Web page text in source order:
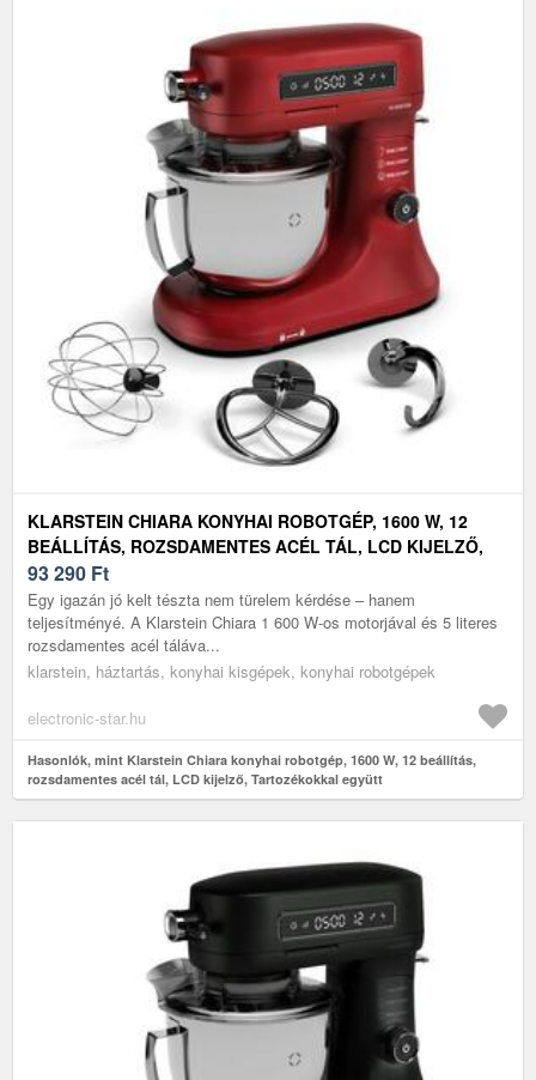
KLARSTEIN CHIARA KONYHAI ROBOTGÉP, 1600 W, 12
BEÁLLÍTÁS, ROZSDAMENTES ACÉL TÁL, LCD KIJELZŐ,
TARTOZÉKOKKAL EGYÜTT
93 290 Ft
Egy igazán jó kelt tészta nem türelem kérdése – hanem
teljesítményé. A Klarstein Chiara 1 600 W-os motorjával és 5 literes
rozsdamentes acél táláva...
klarstein, háztartás, konyhai kisgépek, konyhai robotgépek
electronic-star.hu
Hasonlók, mint Klarstein Chiara konyhai robotgép, 1600 W, 12 beállítás,
rozsdamentes acél tál, LCD kijelző, Tartozékokkal együtt